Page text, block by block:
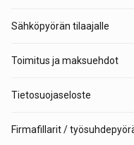
Sähköpyörän tilaajalle
Toimitus ja maksuehdot
Tietosuojaseloste
Firmafillarit /